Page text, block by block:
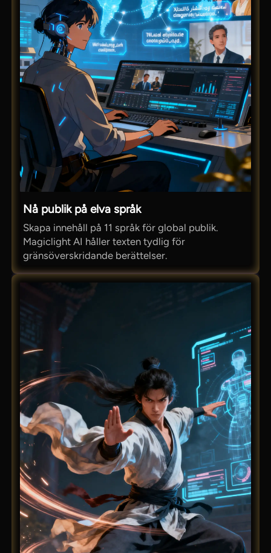
Nå publik på elva språk
Skapa innehåll på 11 språk för global publik.
Magiclight AI håller texten tydlig för
gränsöverskridande berättelser.